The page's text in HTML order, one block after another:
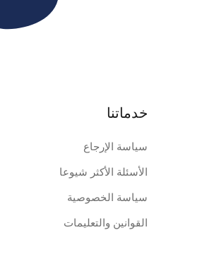
خدماتنا
سياسة الإرجاع
الأسئلة الأكثر شيوعا
سياسة الخصوصية
القوانين والتعليمات